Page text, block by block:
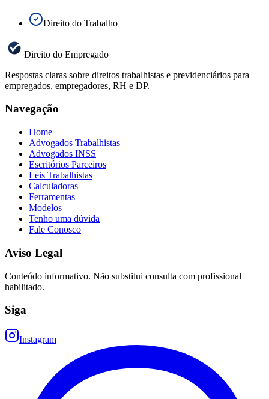
Direito do Trabalho
Direito do Empregado
Respostas claras sobre direitos trabalhistas e previdenciários para
empregados, empregadores, RH e DP.
Navegação
Home
Advogados Trabalhistas
Advogados INSS
Escritórios Parceiros
Leis Trabalhistas
Calculadoras
Ferramentas
Modelos
Tenho uma dúvida
Fale Conosco
Aviso Legal
Conteúdo informativo. Não substitui consulta com profissional
habilitado.
Siga
Instagram